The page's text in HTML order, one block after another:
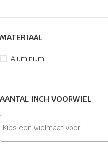
MATERIAAL
Aluminium
AANTAL INCH VOORWIEL